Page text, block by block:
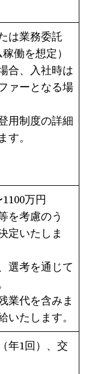
は業務委託
働を想定）
合、入社時は
ァーとなる場
用制度の詳細
す。
万円
を考慮のう
定いたしま
選考を通じて
業代を含みま
いたします。
年1回）、交